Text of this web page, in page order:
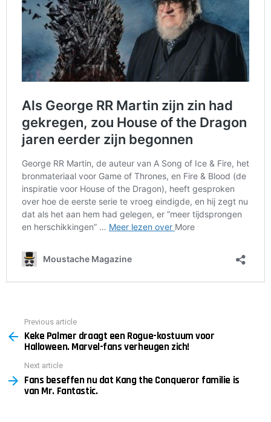
more
Previous article
Keke Palmer draagt ​​een Rogue-kostuum voor
Halloween. Marvel-fans verheugen zich!
Next article
Fans beseffen nu dat Kang the Conqueror familie is
van Mr. Fantastic.